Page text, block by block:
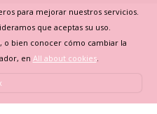
para mejorar nuestros servicios.
que aceptas su uso.
o bien conocer cómo cambiar la
en All about cookies.